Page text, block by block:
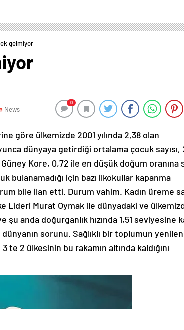
gelmiyor
News
0
göre ülkemizde 2001 yılında 2,38 olan
dünyaya getirdiği ortalama çocuk sayısı,
Güney Kore, 0,72 ile en düşük doğum oranına
bulanamadığı için bazı ilkokullar kapanma
bile ilan etti. Durum vahim. Kadın üreme
Lideri Murat Oymak ile dünyadaki ve
şu anda doğurganlık hızında 1,51 seviyesine
sorunu. Sağlıklı bir toplumun
te 2 ülkesinin bu rakamın altında kaldığını